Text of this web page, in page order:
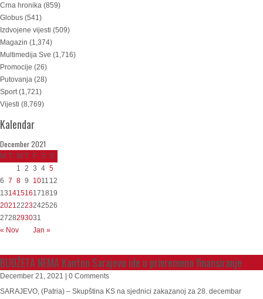
Crna hronika (859)
Globus (541)
Izdvojene vijesti (509)
Magazin (1,374)
Multimedija Sve (1,716)
Promocije (26)
Putovanja (28)
Sport(1,721)
Vijesti (8,769)
Kalendar
December 2021
M T W T F S S
« Nov Jan »
1 2 3 4 5
6 7 8 9 1011 12
13141516171819
20212223242526
2728293031
BUDŽETA NEMA Kanton Sarajevo ide u privremeno finansiranje
December 21, 2021 | 0 Comments
SARAJEVO, (Patria) – Skupština KS na sjednici zakazanoj za 28. decembar